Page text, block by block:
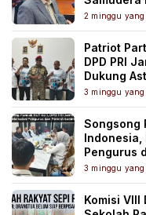
2 minggu
Patriot
DPD PRI
Dukung
3 minggu
Songsong
Indonesia,
Pengurus
3 minggu
Komisi VIII